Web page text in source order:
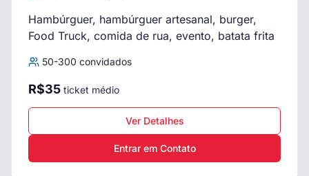
Hambúrguer, hambúrguer artesanal, burger,
Food Truck, comida de rua, evento, batata frita
50-300 convidados
R$35 ticket médio
Ver Detalhes
Entrar em Contato